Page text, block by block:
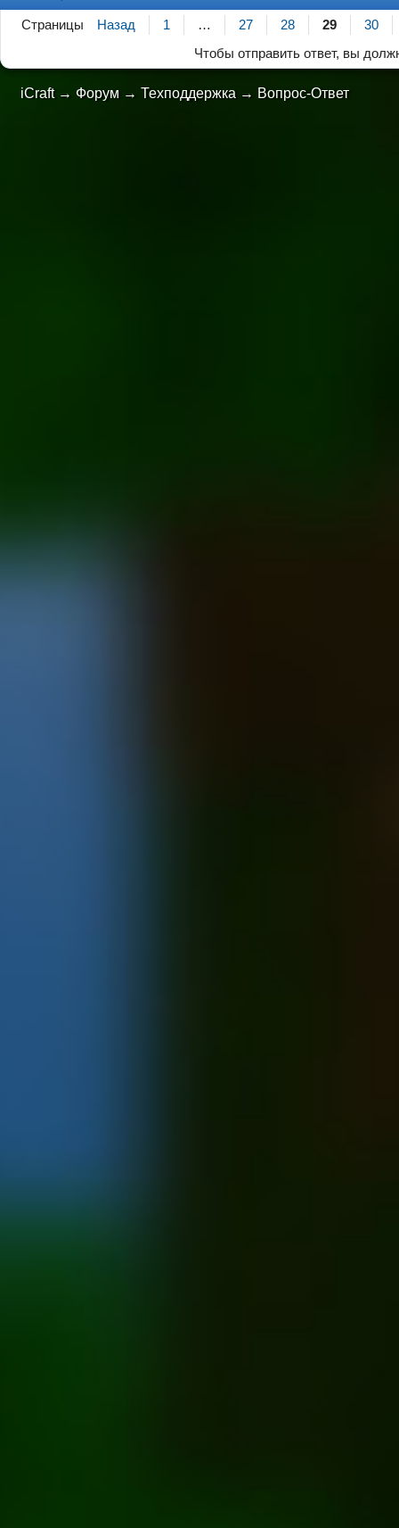
Страницы Назад 1 … 27 28 29
30
Чтобы отправить ответ, вы
iCraft → Форум →Техподдержка → Вопрос-Ответ